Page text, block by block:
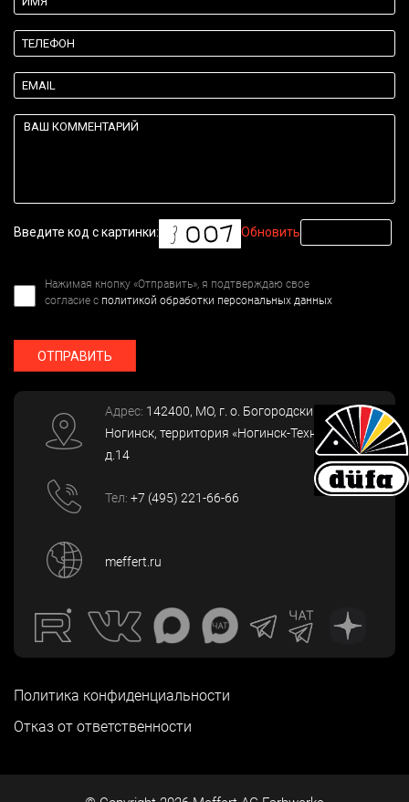
Введите код с картинки: Обновить
Нажимая кнопку «Отправить», я подтверждаю свое
согласие с политикой обработки персональных данных
ОТПРАВИТЬ
Адрес: 142400, МО, г. о. Богородский, г.
Ногинск, территория «Ногинск-Технопарк»,
д.14
Тел: +7 (495) 221-66-66
meffert.ru
Политика конфиденциальности
Отказ от ответственности